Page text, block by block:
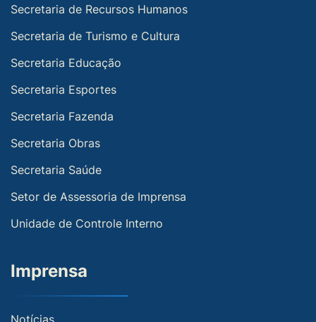
Secretaria de Recursos Humanos
Secretaria de Turismo e Cultura
Secretaria Educação
Secretaria Esportes
Secretaria Fazenda
Secretaria Obras
Secretaria Saúde
Setor de Assessoria de Imprensa
Unidade de Controle Interno
Imprensa
Notícias